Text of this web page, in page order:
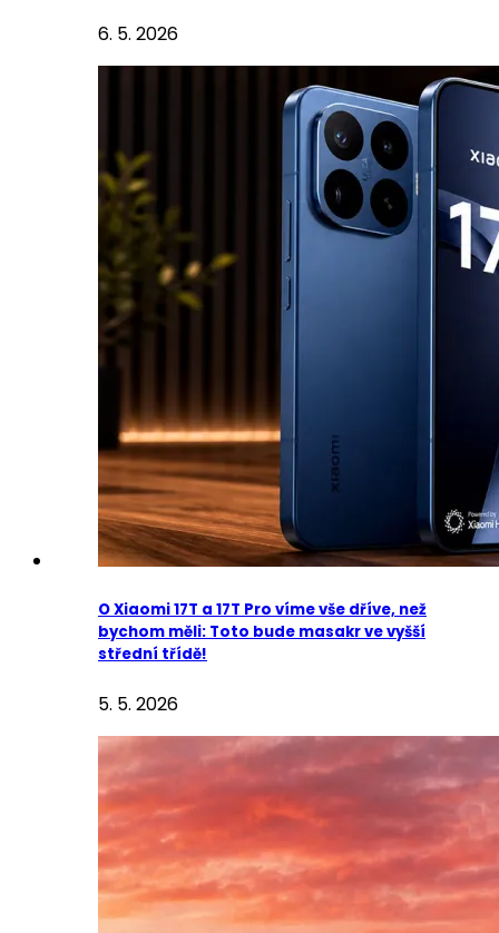
6. 5. 2026
O Xiaomi 17T a 17T Pro víme vše dříve, než
bychom měli: Toto bude masakr ve vyšší
střední třídě!
5. 5. 2026